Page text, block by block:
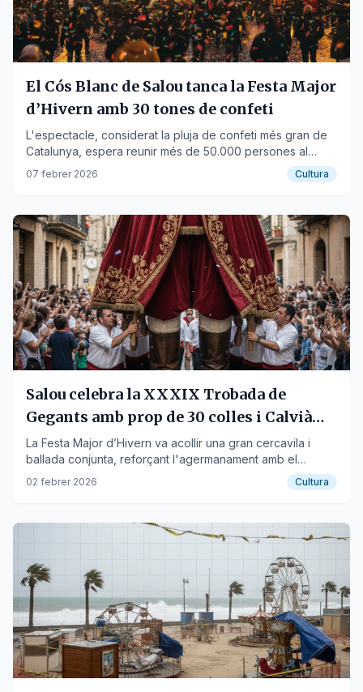
El Cós Blanc de Salou tanca la Festa Major
d’Hivern amb 30 tones de confeti
L'espectacle, considerat la pluja de confeti més gran de
Catalunya, espera reunir més de 50.000 persones al
Passeig Jaume I.
07 febrer 2026 Cultura
Salou celebra la XXXIX Trobada de
Gegants amb prop de 30 colles i Calvià
com a convidada
La Festa Major d’Hivern va acollir una gran cercavila i
ballada conjunta, reforçant l'agermanament amb el
municipi mallorquí.
02 febrer 2026 Cultura